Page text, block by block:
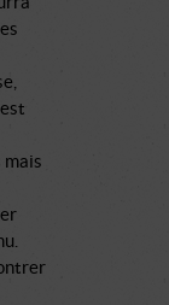
mais